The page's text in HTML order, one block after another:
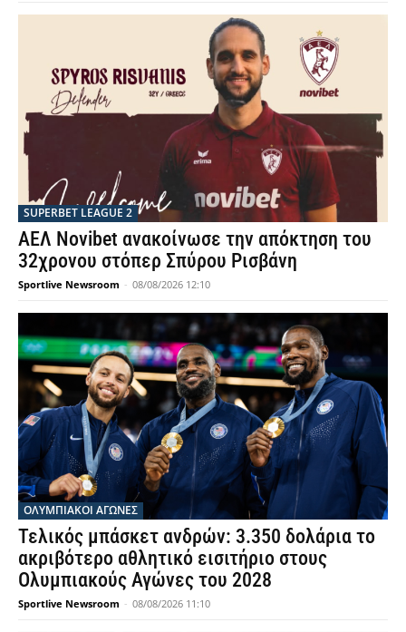
SUPERBET LEAGUE 2
ΑΕΛ Novibet ανακοίνωσε την απόκτηση του
32χρονου στόπερ Σπύρου Ρισβάνη
Sportlive Newsroom - 08/08/2026 12:10
ΟΛΥΜΠΙΑΚΟΊ ΑΓΏΝΕΣ
Τελικός μπάσκετ ανδρών: 3.350 δολάρια το
ακριβότερο αθλητικό εισιτήριο στους
Ολυμπιακούς Αγώνες του 2028
Sportlive Newsroom - 08/08/2026 11:10